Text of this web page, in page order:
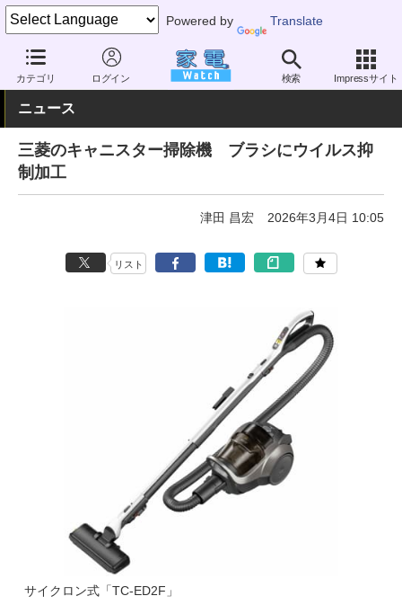
Powered by Translate
カテゴリ ログイン 検索 Impressサイト
家電 Watch 生活家電 掃除機 サイクロン式
ニュース
三菱のキャニスター掃除機 ブラシにウイルス抑
制加工
津田 昌宏 2026年3月4日 10:05
リスト
サイクロン式「TC-ED2F」